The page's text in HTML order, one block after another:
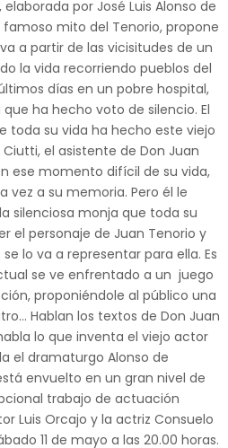
por José Luis Alonso de
famoso mito del Tenorio, propone
a partir de las vicisitudes de un
la vida recorriendo pueblos del
días en un pobre hospital,
ha hecho voto de silencio. El
toda su vida ha hecho este viejo
el asistente de Don Juan
ese momento difícil de su vida,
vez a su memoria. Pero él le
silenciosa monja que toda su
el personaje de Juan Tenorio y
lo va a representar para ella. Es
se ve enfrentado a un juego
proponiéndole al público una
Hablan los textos de Don Juan
lo que inventa el viejo actor
el dramaturgo Alonso de
envuelto en un gran nivel de
trabajo de actuación
Luis Orcajo y la actriz Consuelo
11 de mayo a las 20.00 horas.